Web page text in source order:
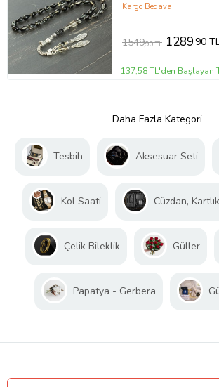
Kutulu Hediye Tesbih
Kargo Bedava
1549,90 TL 1289,90
137,58 TL'den Başlayan
Daha Fazla Kategori
Tesbih Aksesuar Seti
Kol Saati Cüzdan,
Çelik Bileklik Güller
Papatya - Gerbera